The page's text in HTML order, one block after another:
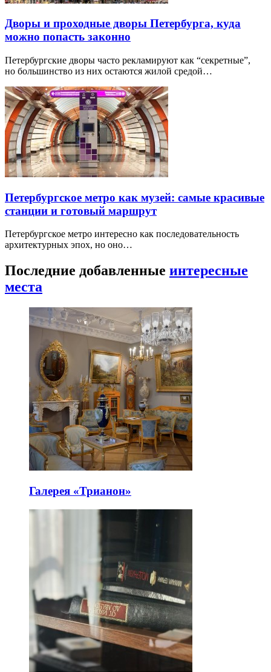
Дворы и проходные дворы Петербурга, куда
можно попасть законно
Петербургские дворы часто рекламируют как “секретные”,
но большинство из них остаются жилой средой…
Петербургское метро как музей: самые красивые
станции и готовый маршрут
Петербургское метро интересно как последовательность
архитектурных эпох, но оно…
Последние добавленные интересные
места
Галерея «Трианон»